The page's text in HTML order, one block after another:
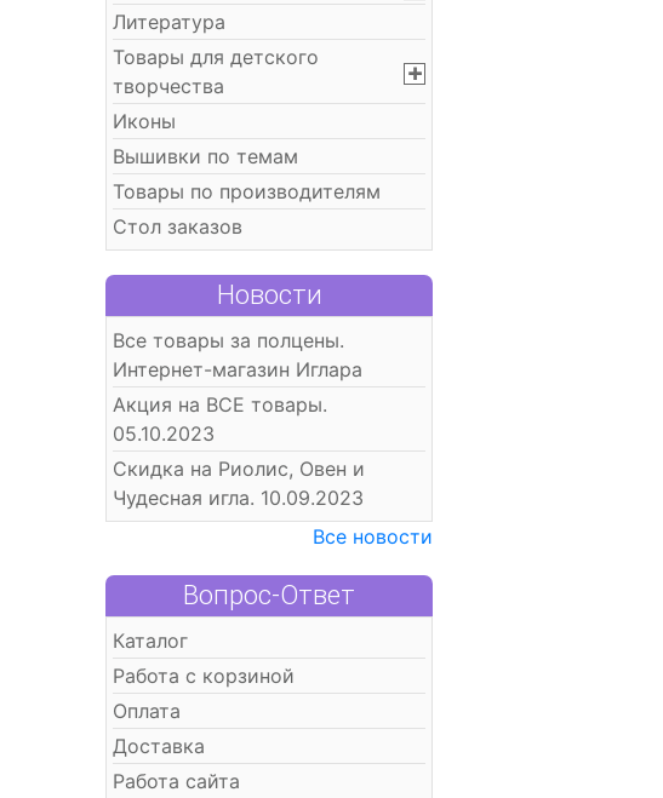
Литература
Товары для детского
творчества
Иконы
Вышивки по темам
Товары по производителям
Стол заказов
Новости
Все товары за полцены.
Интернет-магазин Иглара
Акция на ВСЕ товары.
05.10.2023
Скидка на Риолис, Овен и
Чудесная игла. 10.09.2023
Все новости
Вопрос-Ответ
Каталог
Работа с корзиной
Оплата
Доставка
Работа сайта